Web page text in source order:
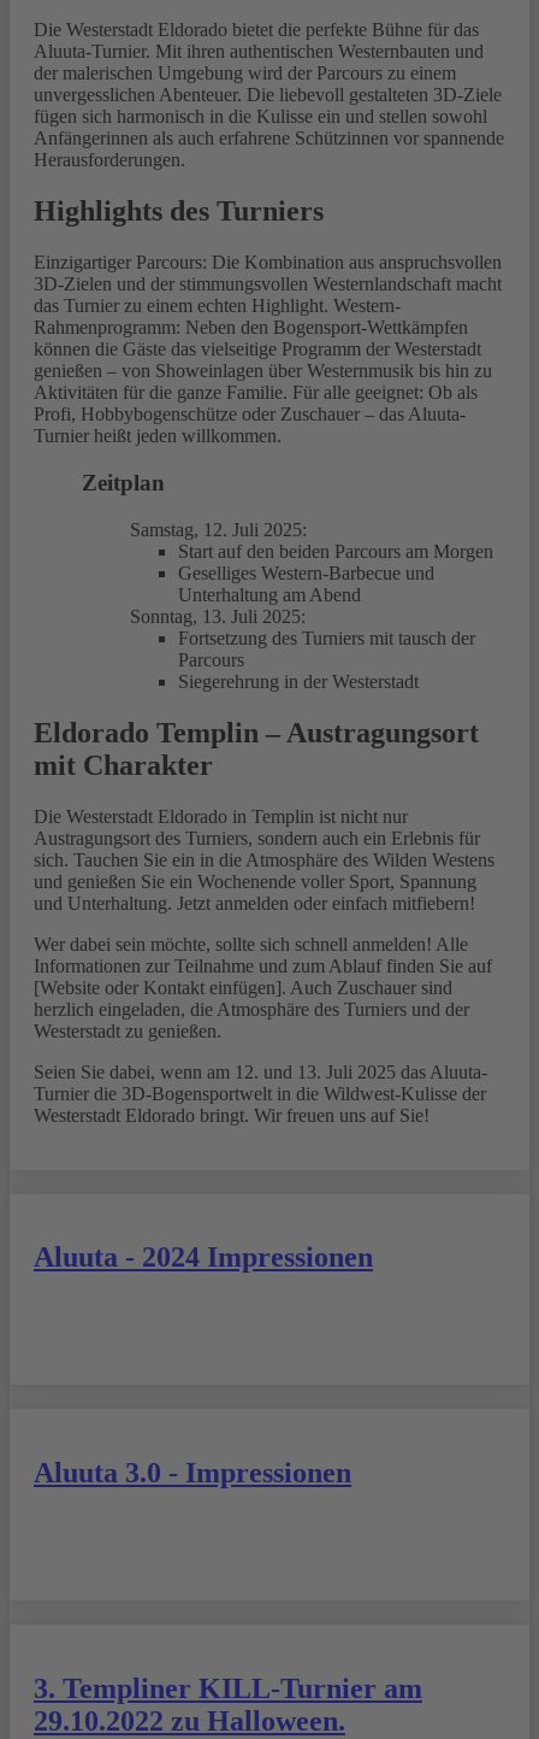
Die Westerstadt Eldorado bietet die perfekte Bühne für das
Aluuta-Turnier. Mit ihren authentischen Westernbauten und
der malerischen Umgebung wird der Parcours zu einem
unvergesslichen Abenteuer. Die liebevoll gestalteten 3D-Ziele
fügen sich harmonisch in die Kulisse ein und stellen sowohl
Anfängerinnen als auch erfahrene Schützinnen vor spannende
Herausforderungen.
Highlights des Turniers
Einzigartiger Parcours: Die Kombination aus anspruchsvollen
3D-Zielen und der stimmungsvollen Westernlandschaft macht
das Turnier zu einem echten Highlight. Western-
Rahmenprogramm: Neben den Bogensport-Wettkämpfen
können die Gäste das vielseitige Programm der Westerstadt
genießen – von Showeinlagen über Westernmusik bis hin zu
Aktivitäten für die ganze Familie. Für alle geeignet: Ob als
Profi, Hobbybogenschütze oder Zuschauer – das Aluuta-
Turnier heißt jeden willkommen.
Zeitplan
Samstag, 12. Juli 2025:
Start auf den beiden Parcours am Morgen
Geselliges Western-Barbecue und
Unterhaltung am Abend
Sonntag, 13. Juli 2025:
Fortsetzung des Turniers mit tausch der
Parcours
Siegerehrung in der Westerstadt
Eldorado Templin – Austragungsort
mit Charakter
Die Westerstadt Eldorado in Templin ist nicht nur
Austragungsort des Turniers, sondern auch ein Erlebnis für
sich. Tauchen Sie ein in die Atmosphäre des Wilden Westens
und genießen Sie ein Wochenende voller Sport, Spannung
und Unterhaltung. Jetzt anmelden oder einfach mitfiebern!
Wer dabei sein möchte, sollte sich schnell anmelden! Alle
Informationen zur Teilnahme und zum Ablauf finden Sie auf
[Website oder Kontakt einfügen]. Auch Zuschauer sind
herzlich eingeladen, die Atmosphäre des Turniers und der
Westerstadt zu genießen.
Seien Sie dabei, wenn am 12. und 13. Juli 2025 das Aluuta-
Turnier die 3D-Bogensportwelt in die Wildwest-Kulisse der
Westerstadt Eldorado bringt. Wir freuen uns auf Sie!
Aluuta - 2024 Impressionen
Aluuta 3.0 - Impressionen
3. Templiner KILL-Turnier am
29.10.2022 zu Halloween.